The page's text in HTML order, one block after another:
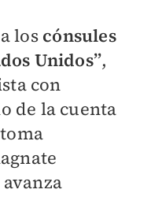
los cónsules
Unidos”,
con
de la cuenta